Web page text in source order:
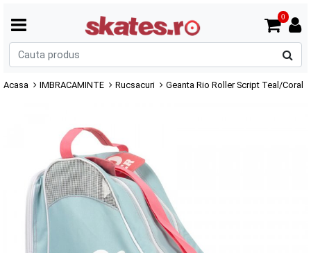
0
Acasa IMBRACAMINTE Rucsacuri Geanta Rio Roller Script Teal/Coral